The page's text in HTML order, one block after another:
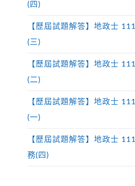
(四)
【歷屆試題解答】地政士
(三)
【歷屆試題解答】地政士
(二)
【歷屆試題解答】地政士
(一)
【歷屆試題解答】地政士
務(四)